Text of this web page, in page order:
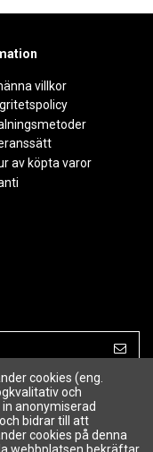
villkor
av köpta varor
cookies (eng.
och
anonymiserad
bidrar till att
cookies på denna